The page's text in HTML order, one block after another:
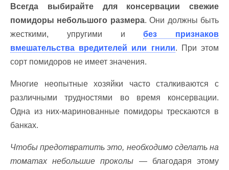
Всегда выбирайте для консервации свежие
помидоры небольшого размера. Они должны быть
жесткими, упругими ибез признаков
вмешательства вредителей или гнили. При этом
сорт помидоров не имеет значения.
Многие неопытные хозяйки часто сталкиваются с
различными трудностями во время консервации.
Одна из них-маринованные помидоры трескаются в
банках.
Чтобы предотвратить это, необходимо сделать на
томатах небольшие проколы — благодаря этому